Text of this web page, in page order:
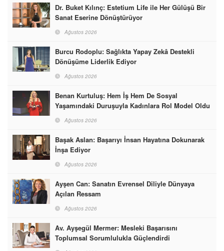
Dr. Buket Kılınç: Estetium Life ile Her Gülüşü Bir
Sanat Eserine Dönüştürüyor
Ağustos 2026
Burcu Rodoplu: Sağlıkta Yapay Zekâ Destekli
Dönüşüme Liderlik Ediyor
Ağustos 2026
Benan Kurtuluş: Hem İş Hem De Sosyal
Yaşamındaki Duruşuyla Kadınlara Rol Model Oldu
Ağustos 2026
Başak Aslan: Başarıyı İnsan Hayatına Dokunarak
İnşa Ediyor
Ağustos 2026
Ayşen Can: Sanatın Evrensel Diliyle Dünyaya
Açılan Ressam
Ağustos 2026
Av. Ayşegül Mermer: Mesleki Başarısını
Toplumsal Sorumlulukla Güçlendirdi